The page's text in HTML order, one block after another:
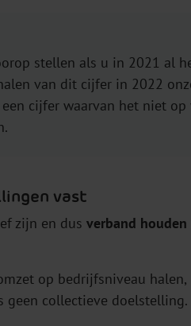
stellen als u in 2021 al
van dit cijfer in 2022
cijfer waarvan het niet
vast
zijn en dus verband
op bedrijfsniveau
geen collectieve doelstelling.